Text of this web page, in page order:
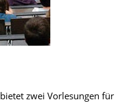
bietet zwei Vorlesungen für